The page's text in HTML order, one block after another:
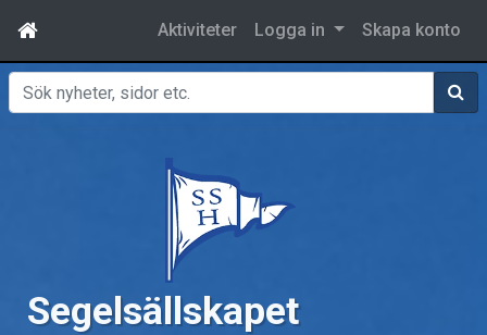
Aktiviteter Logga in Skapa konto
Sök
Segelsällskapet